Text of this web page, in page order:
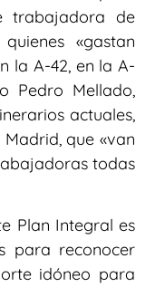
trabajadora de
«gastan
la A-42, en la A-
Pedro Mellado,
actuales,
que «van
todas
Plan Integral es
para reconocer
idóneo para